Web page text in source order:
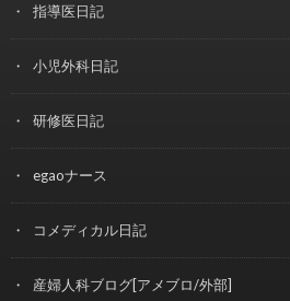
指導医日記
小児外科日記
研修医日記
egaoナース
コメディカル日記
産婦人科ブログ[アメブロ/外部]